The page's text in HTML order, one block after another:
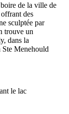
de la ville de
des
sculptée par
trouve un
dans la
Menehould
le lac